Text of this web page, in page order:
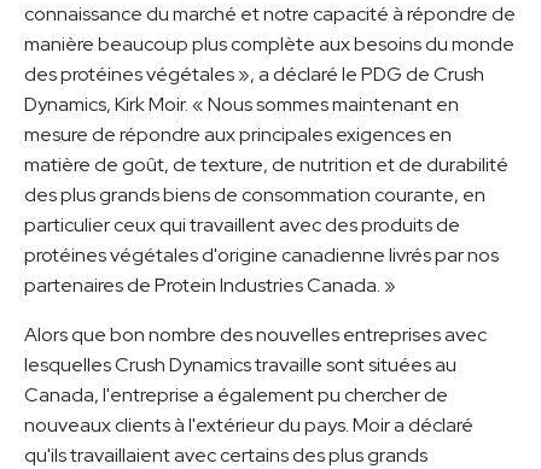
connaissance du marché et notre capacité à répondre de
manière beaucoup plus complète aux besoins du monde
des protéines végétales », a déclaré le PDG de Crush
Dynamics, Kirk Moir. « Nous sommes maintenant en
mesure de répondre aux principales exigences en
matière de goût, de texture, de nutrition et de durabilité
des plus grands biens de consommation courante, en
particulier ceux qui travaillent avec des produits de
protéines végétales d'origine canadienne livrés par nos
partenaires de Protein Industries Canada. »
Alors que bon nombre des nouvelles entreprises avec
lesquelles Crush Dynamics travaille sont situées au
Canada, l'entreprise a également pu chercher de
nouveaux clients à l'extérieur du pays. Moir a déclaré
qu'ils travaillaient avec certains des plus grands